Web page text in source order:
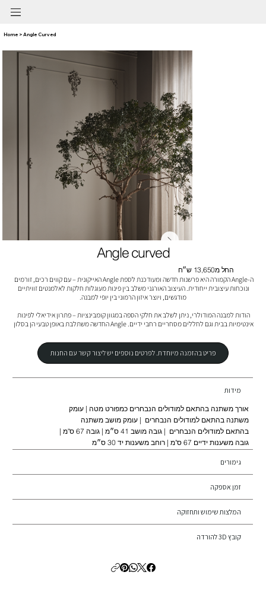
Home > Angle Curved
Angle curved
החל מ13,650 ש״ח
תחושת רכות, אלגנטיות ונוחות עוטפת.
פריט בהזמנה מיוחדת. לפרטים נוספים יש ליצור קשר עם החנות
מידות
אורך משתנה בהתאם למודולים הנבחרים כמפורט מטה | עומק
משתנה בהתאם למודולים הנבחרים | עומק מושב משתנה
בהתאם למודולים הנבחרים | גובה מושב 41 ס״מ | גובה 67 ס"מ |
גובה משענות ידיים 67 ס"מ | רוחב משענות יד 30 ס״מ
גימורים
זמן אספקה
המלצות שימוש ותחזוקה
קובץ 3D להורדה